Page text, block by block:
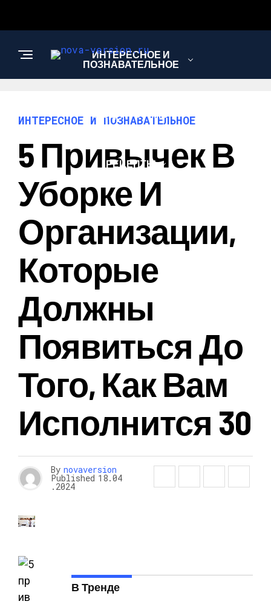
ИНТЕРЕСНОЕ И
ПОЗНАВАТЕЛЬНОЕ
МОДА И СТИЛЬ
РЕЦЕПТЫ
ИНТЕРЕСНОЕ И ПОЗНАВАТЕЛЬНОЕ
5 Привычек В
Уборке И
Организации,
Которые
Должны
Появиться До
Того, Как Вам
Исполнится 30
By novaversion
Published 18.04
.2024
В Тренде